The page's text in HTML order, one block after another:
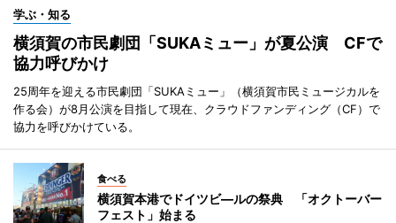
学ぶ・知る
横須賀の市民劇団「SUKAミュー」が夏公演 CFで
協力呼びかけ
25周年を迎える市民劇団「SUKAミュー」（横須賀市民ミュージカルを
作る会）が8月公演を目指して現在、クラウドファンディング（CF）で
協力を呼びかけている。
食べる
横須賀本港でドイツビ―ルの祭典 「オクトーバー
フェスト」始まる